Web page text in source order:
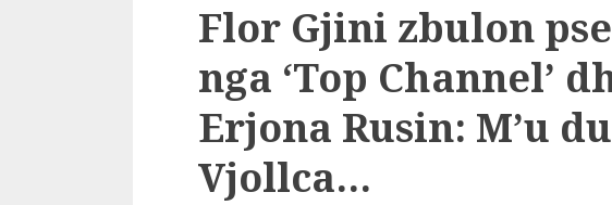
Flor Gjini zbulon
nga ‘Top Channel’
Erjona Rusin: M’u
Vjollca…